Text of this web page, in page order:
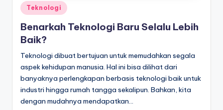
Posted
in
Teknologi
Benarkah Teknologi Baru Selalu Lebih
Baik?
Teknologi dibuat bertujuan untuk memudahkan segala
aspek kehidupan manusia. Hal ini bisa dilihat dari
banyaknya perlengkapan berbasis teknologi baik untuk
industri hingga rumah tangga sekalipun. Bahkan, kita
dengan mudahnya mendapatkan…